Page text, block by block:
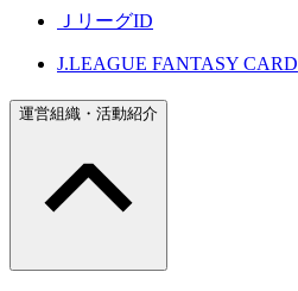
ＪリーグID
J.LEAGUE FANTASY CARD
運営組織・活動紹介